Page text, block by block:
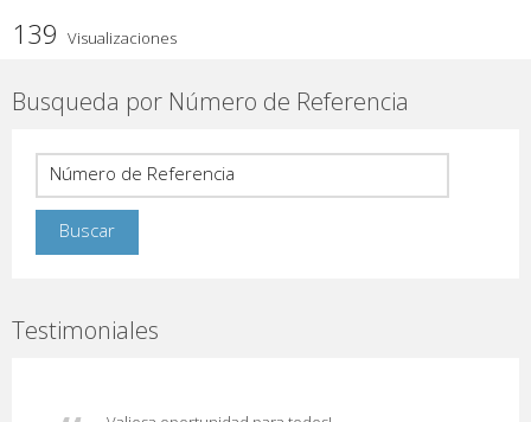
139 Visualizaciones
Busqueda por Número de Referencia
Testimoniales